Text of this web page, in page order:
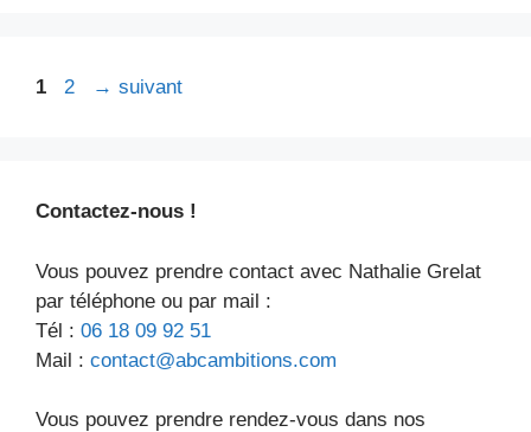
Page
1 Page
2 → suivant
Contactez-nous !
Vous pouvez prendre contact avec Nathalie Grelat
par téléphone ou par mail :
Tél : 06 18 09 92 51
Mail : contact@abcambitions.com
Vous pouvez prendre rendez-vous dans nos